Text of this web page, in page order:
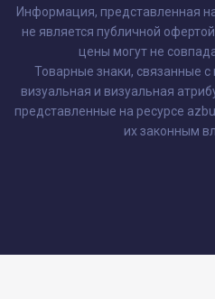
Информация, представленная
не является публичной
цены могут не
Товарные знаки, связанные с
визуальная и визуальная
представленные на ресурсе
их законным